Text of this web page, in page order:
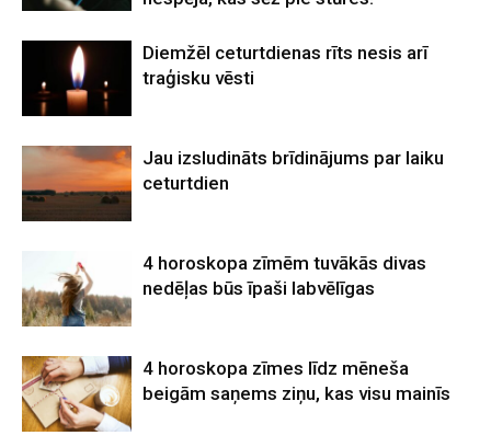
Diemžēl ceturtdienas rīts nesis arī
traģisku vēsti
Jau izsludināts brīdinājums par laiku
ceturtdien
4 horoskopa zīmēm tuvākās divas
nedēļas būs īpaši labvēlīgas
4 horoskopa zīmes līdz mēneša
beigām saņems ziņu, kas visu mainīs